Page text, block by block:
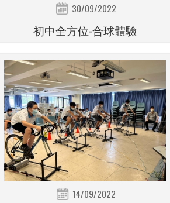
30/09/2022
初中全方位-合球體驗
14/09/2022